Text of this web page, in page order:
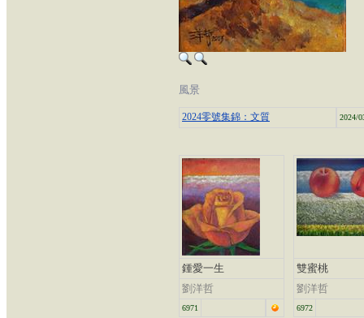
風景
2024零號集錦：文質 2024/
鍾愛一生
劉洋哲
6971
雙蜜桃
劉洋哲
6972